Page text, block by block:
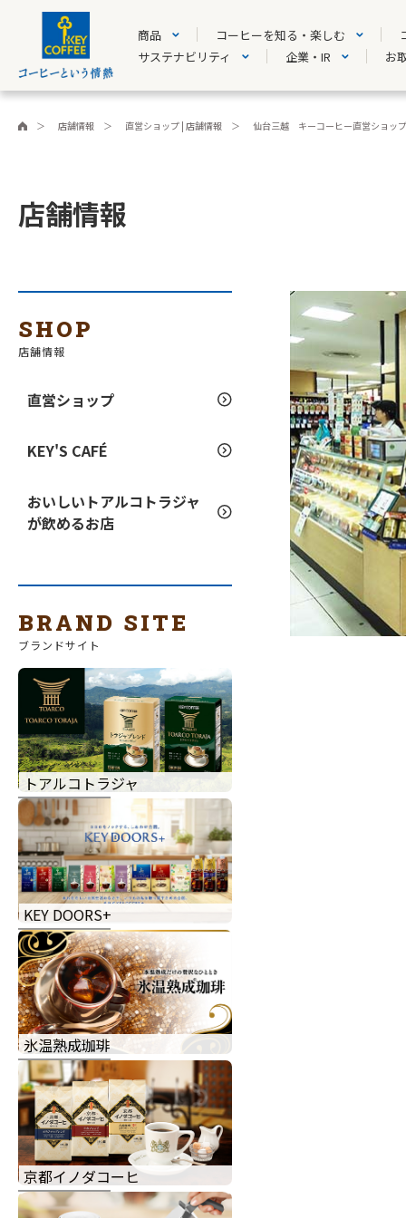
商品 コーヒーを知る・楽しむ
サステナビリティ
企業・IR お
店舗情報 直営ショップ | 店舗情報 仙台三越 キーコーヒー直営ショップ
店舗情報
SHOP
店舗情報
直営ショップ
KEY'S CAFÉ
おいしいトアルコトラジャ
が飲めるお店
BRAND SITE
ブランドサイト
トアルコトラジャ
KEY DOORS+
氷温熟成珈琲
京都イノダコーヒ